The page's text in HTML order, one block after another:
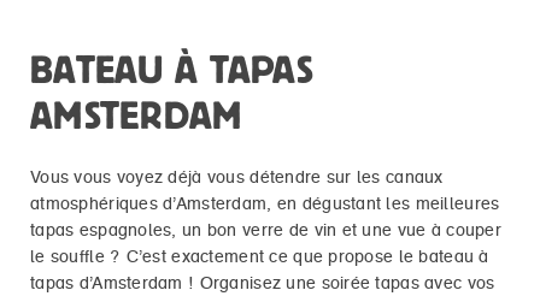
BATEAU À TAPAS
AMSTERDAM
Vous vous voyez déjà vous détendre sur les canaux
atmosphériques d’Amsterdam, en dégustant les meilleures
tapas espagnoles, un bon verre de vin et une vue à couper
le souffle ? C’est exactement ce que propose le bateau à
tapas d’Amsterdam ! Organisez une soirée tapas avec vos